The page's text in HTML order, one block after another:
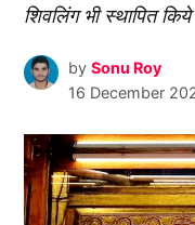
शिवलिंग भी स्थापित
by Sonu Roy
16 December